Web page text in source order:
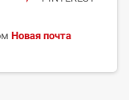
Новая почта